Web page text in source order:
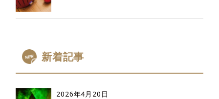
新着記事
2026年4月20日